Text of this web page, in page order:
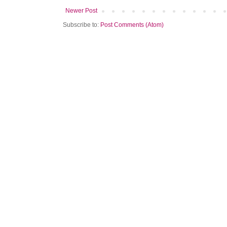
Newer Post
Subscribe to: Post Comments (Atom)